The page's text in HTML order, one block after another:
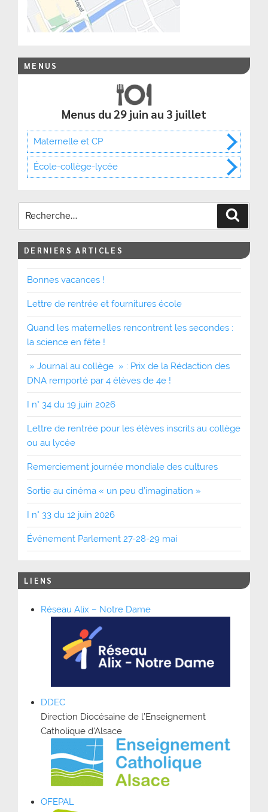
MENUS
Menus du 29 juin au 3 juillet
Maternelle et CP
École-collège-lycée
DERNIERS ARTICLES
Bonnes vacances !
Lettre de rentrée et fournitures école
Quand les maternelles rencontrent les secondes :
la science en fête !
» Journal au collège » : Prix de la Rédaction des
DNA remporté par 4 élèves de 4e !
I n° 34 du 19 juin 2026
Lettre de rentrée pour les élèves inscrits au collège
ou au lycée
Remerciement journée mondiale des cultures
Sortie au cinéma « un peu d’imagination »
I n° 33 du 12 juin 2026
Événement Parlement 27-28-29 mai
LIENS
Réseau Alix – Notre Dame
DDEC
Direction Diocésaine de l’Enseignement
Catholique d’Alsace
OFEPAL